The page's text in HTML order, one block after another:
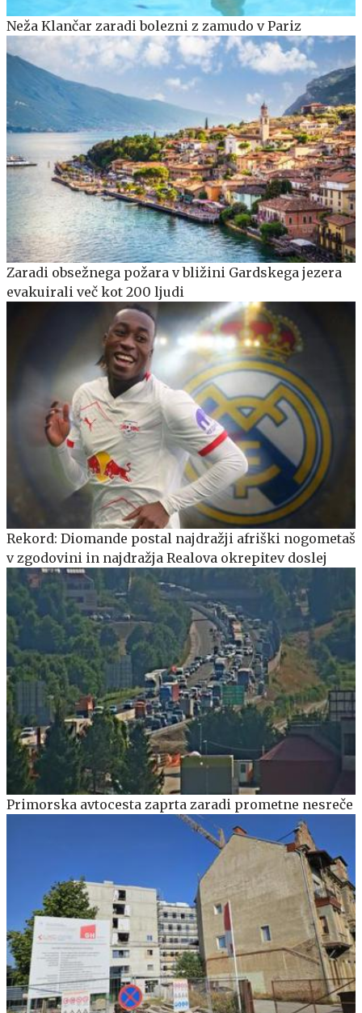
Neža Klančar zaradi bolezni z zamudo v Pariz
Zaradi obsežnega požara v bližini Gardskega jezera
evakuirali več kot 200 ljudi
Rekord: Diomande postal najdražji afriški nogometaš
v zgodovini in najdražja Realova okrepitev doslej
Primorska avtocesta zaprta zaradi prometne nesreče